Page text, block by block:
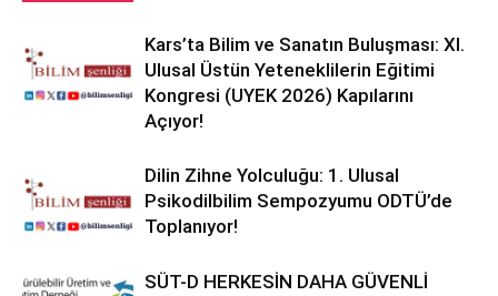
Kars’ta Bilim ve Sanatın Buluşması: XI.
Ulusal Üstün Yeteneklilerin Eğitimi
Kongresi (UYEK 2026) Kapılarını
Açıyor!
Dilin Zihne Yolculuğu: 1. Ulusal
Psikodilbilim Sempozyumu ODTÜ’de
Toplanıyor!
SÜT-D HERKESİN DAHA GÜVENLİ